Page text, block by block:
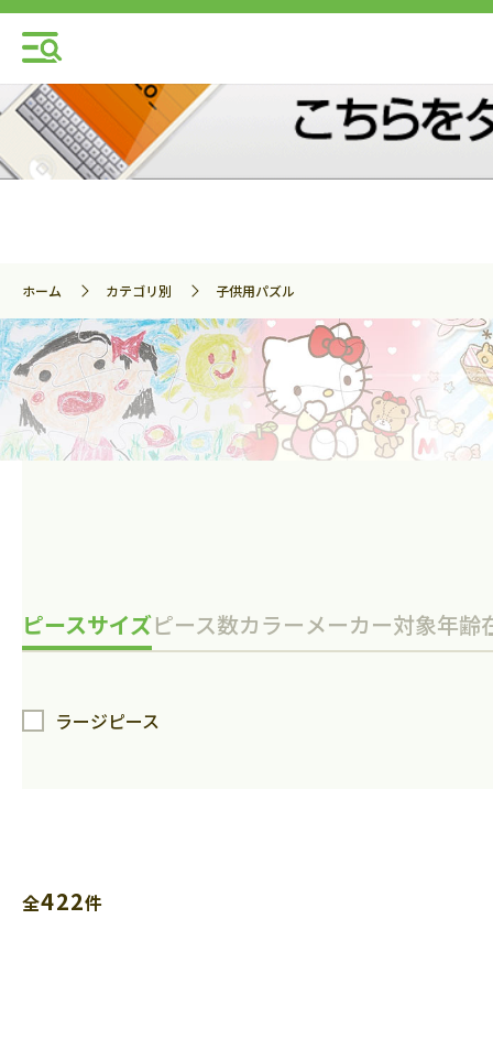
ホーム カテゴリ別 子供用パズル
ピースサイズピース数カラーメーカー対象年齢
ラージピース
全422件